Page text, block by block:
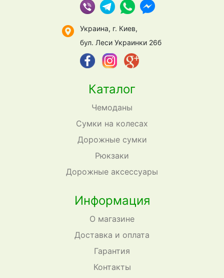
Каталог
Чемоданы
Сумки на колесах
Дорожные сумки
Рюкзаки
Дорожные аксессуары
Информация
О магазине
Доставка и оплата
Гарантия
Контакты
Украина, г. Киев,
бул. Леси Украинки 26б